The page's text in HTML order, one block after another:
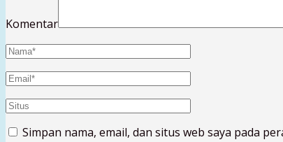
Komentar
Simpan nama, email, dan situs web saya pada